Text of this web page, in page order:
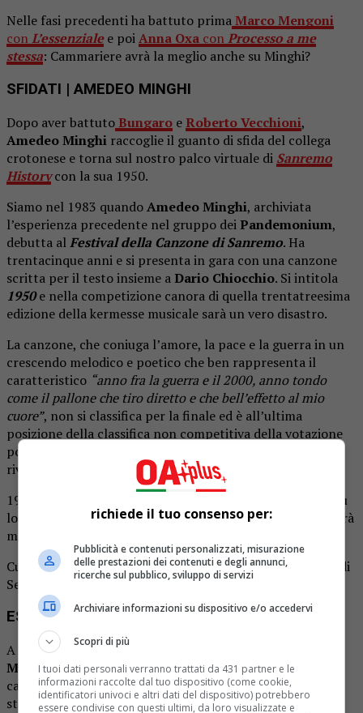
Nelle fasi precedenti ha battuto primaMarco Mengoni
conL’essenzialee poiAnna Oxa conProcesso a me
stessa: Cammariere avrà la meglio anche su Minghi?
SFIDATI | AMEDEO MINGHI
Dopo aver battuto Bungaro e Roberto Vecchioni,
Amedeo Minghi raccoglie il guanto di sfida del collega
crotonese e torna sul nostro palco virtuale di Sanremo
Historycon la sua 1950.
Siamo nel 1983 quandoAmedeo Minghi, archiviata
l’esperienza precedente nel gruppo dei Pandemonium,
debutta alFestival della Canzone di Sanremo. Ha
trentacinque anni e si presenta in gara con una canzone
scritta per il testo insieme a Dario Chiocchio. Si intitola
1950 e nella competizione canora di quella trentatreesima
edizione della kermesse musicale sarà un vero disastro.
La canzone, che coniuga l’amore, la pace e la guerra in un
crescendo melodico e poetico che ben rappresenta il
caratteristico “anno fra la guerra e il 2000, anno tondo
come il pallone che tiro diretto e che bell’effetto al mio
cuore”, non si classifica per la finale ed è all’ultima
posizione della classifica non competitiva della votazione
popolare
rivelazione
Tiziana RivaleconSarà quel che sarà
1950, che il “maestro” ha definito come la canzone che più
lo rappresenta, recupererà a Festival concluso quando sarà
molto trasmesso dalla radio.
Curiosità: laRCAaveva pensato di assegnare la canzone di
Serenella al più popGianni Morandi.
ESITO | SFIDA 3
A superare per la terza volta il turno è
Minghi, dunque, conquista i quarti di finali mentre la
canzone di Cammariere,Tutto quello che un uomo
stoppa qui la sua corsa per guadagnare la vittoria finale.
richiede il tuo consenso per:
Pubblicità e contenuti personalizzati, misurazione
delle prestazioni dei contenuti e degli annunci,
ricerche sul pubblico, sviluppo di servizi
Archiviare informazioni su dispositivo e/o accedervi
Scopri di più
I tuoi dati personali verranno trattati da 431 partner e le
informazioni raccolte dal tuo dispositivo (come cookie,
identificatori univoci e altri dati del dispositivo) potrebbero
essere condivise con questi ultimi, da loro visualizzate e